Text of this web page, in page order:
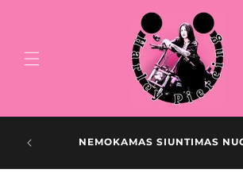
NEMOKAMAS SIUNTIMAS